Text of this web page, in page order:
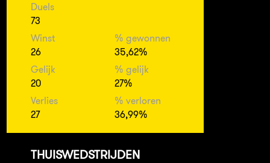
Duels
73
Winst
26
% gewonnen
35,62%
Gelijk
20
% gelijk
27%
Verlies
27
% verloren
36,99%
THUISWEDSTRIJDEN